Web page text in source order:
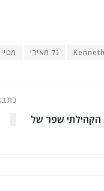
גל מאירי
הקהילתי שפר של